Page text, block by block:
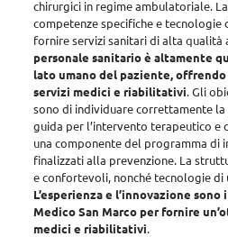
chirurgici in regime ambulatoriale.
competenze specifiche e tecnologie
fornire servizi sanitari di alta
personale sanitario è altamente
lato umano del paziente,
servizi medici e riabilitativi. Gli
sono di individuare correttamente
guida per l’intervento terapeutico e
una componente del programma di
finalizzati alla prevenzione. La
e confortevoli, nonché tecnologie di
L’esperienza e l’innovazione
Medico San Marco per fornire
medici e riabilitativi.